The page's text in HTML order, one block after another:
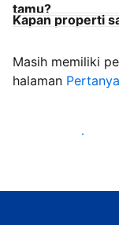
tamu?
Kapan properti
Masih memiliki
halaman
Mulai sambut